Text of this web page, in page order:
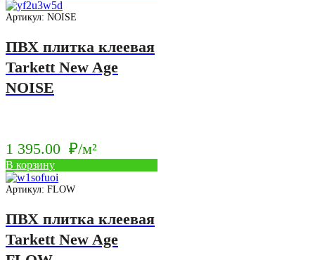
Артикул: NOISE
ПВХ плитка клеевая
Tarkett New Age
NOISE
1 395.00 ₽/м²
В корзину
Артикул: FLOW
ПВХ плитка клеевая
Tarkett New Age